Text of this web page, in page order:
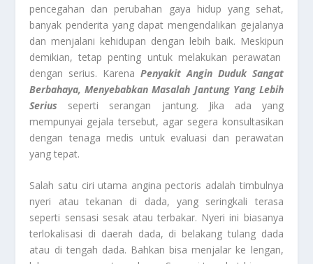
pencegahan dan perubahan gaya hidup yang sehat,
banyak penderita yang dapat mengendalikan gejalanya
dan menjalani kehidupan dengan lebih baik. Meskipun
demikian, tetap penting untuk melakukan perawatan
dengan serius. Karena Penyakit Angin Duduk Sangat
Berbahaya, Menyebabkan Masalah Jantung Yang Lebih
Serius seperti serangan jantung. Jika ada yang
mempunyai gejala tersebut, agar segera konsultasikan
dengan tenaga medis untuk evaluasi dan perawatan
yang tepat.
Salah satu ciri utama angina pectoris adalah timbulnya
nyeri atau tekanan di dada, yang seringkali terasa
seperti sensasi sesak atau terbakar. Nyeri ini biasanya
terlokalisasi di daerah dada, di belakang tulang dada
atau di tengah dada. Bahkan bisa menjalar ke lengan,